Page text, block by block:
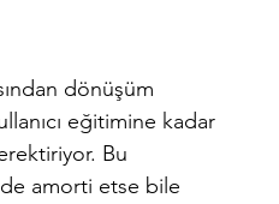
dönüşüm
eğitimine kadar
Bu
amorti etse bile